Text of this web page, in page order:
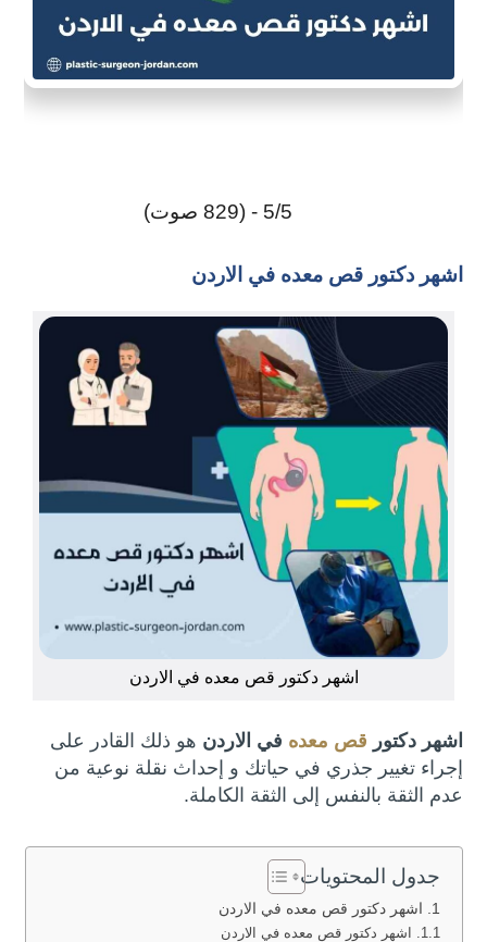
5/5 - (829 صوت)
اشهر دكتور قص معده في الاردن
اشهر دكتور قص معده في الاردن
اشهر دكتور قص معده في الاردن هو ذلك القادر على
إجراء تغيير جذري في حياتك و إحداث نقلة نوعية من
عدم الثقة بالنفس إلى الثقة الكاملة.
جدول المحتويات
اشهر دكتور قص معده في الاردن
اشهر دكتور قص معده في الاردن